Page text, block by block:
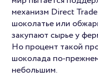
механизм Direct
шоколатье или
закупают сырье у
Но процент такой
шоколада по-
небольшим.